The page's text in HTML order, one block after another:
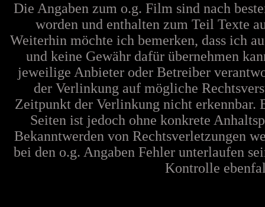
Die Angaben zum o.g. Film sind nach
worden und enthalten zum Teil Texte
Weiterhin möchte ich bemerken, dass ich
und keine Gewähr dafür übernehmen
jeweilige Anbieter oder Betreiber
der Verlinkung auf mögliche
Zeitpunkt der Verlinkung nicht
Seiten ist jedoch ohne konkrete
Bekanntwerden von Rechtsverletzungen
bei den o.g. Angaben Fehler unterlaufen
Kontrolle